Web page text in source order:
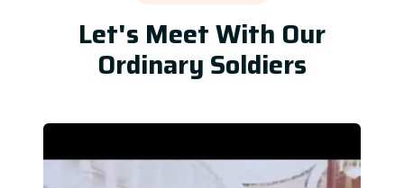
Let's Meet With Our
Ordinary Soldiers